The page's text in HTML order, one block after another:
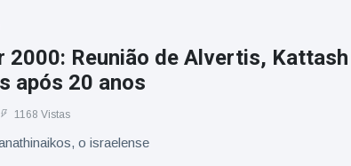
2000: Reunião de Alvertis, Kattash
após 20 anos
1168 Vistas
o israelense